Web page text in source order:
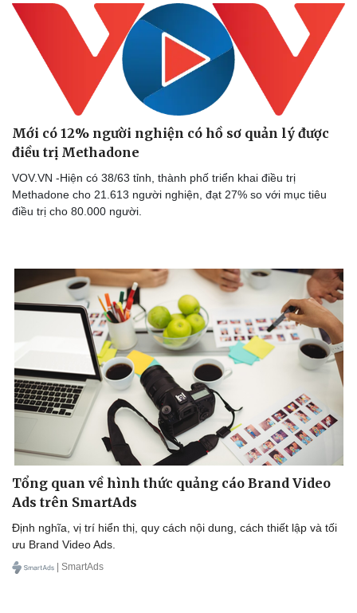
Thể thao
Bóng đá
Lịch thi đấu bóng đá
Thế giới thể thao
Ô tô
Xe máy
Mới có 12% người nghiện có hồ sơ quản lý được
điều trị Methadone
VOV.VN -Hiện có 38/63 tỉnh, thành phố triển khai điều trị
Methadone cho 21.613 người nghiện, đạt 27% so với mục tiêu
điều trị cho 80.000 người.
Tổng quan về hình thức quảng cáo Brand Video
Ads trên SmartAds
Định nghĩa, vị trí hiển thị, quy cách nội dung, cách thiết lập và tối
ưu Brand Video Ads.
| SmartAds